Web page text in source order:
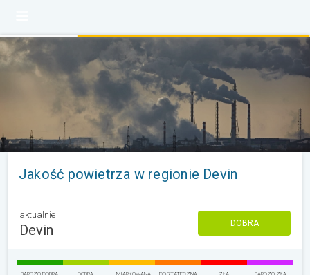
Jakość powietrza w regionie Devin
aktualnie
Devin DOBRA